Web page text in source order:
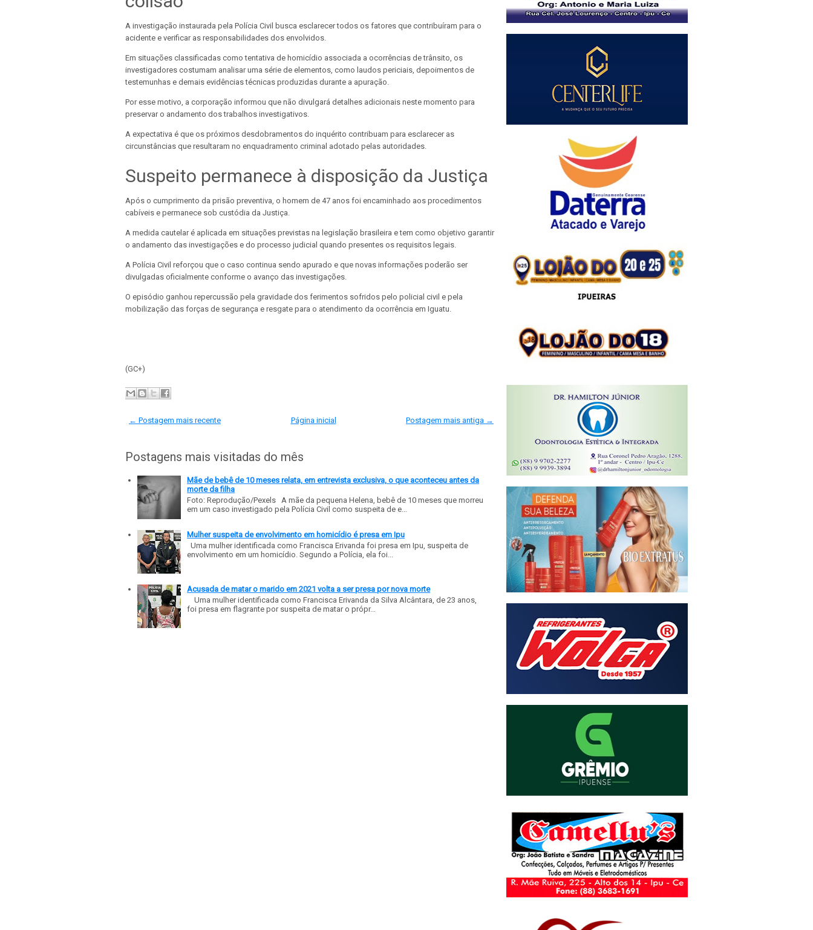
A investigação instaurada pela Polícia Civil busca esclarecer todos os fatores que contribuíram para o
acidente e verificar as responsabilidades dos envolvidos.
Em situações classificadas como tentativa de homicídio associada a ocorrências de trânsito, os
investigadores costumam analisar uma série de elementos, como laudos periciais, depoimentos de
testemunhas e demais evidências técnicas produzidas durante a apuração.
Por esse motivo, a corporação informou que não divulgará detalhes adicionais neste momento para
preservar o andamento dos trabalhos investigativos.
A expectativa é que os próximos desdobramentos do inquérito contribuam para esclarecer as
circunstâncias que resultaram no enquadramento criminal adotado pelas autoridades.
Suspeito permanece à disposição da Justiça
Após o cumprimento da prisão preventiva, o homem de 47 anos foi encaminhado aos procedimentos
cabíveis e permanece sob custódia da Justiça.
A medida cautelar é aplicada em situações previstas na legislação brasileira e tem como objetivo garantir
o andamento das investigações e do processo judicial quando presentes os requisitos legais.
A Polícia Civil reforçou que o caso continua sendo apurado e que novas informações poderão ser
divulgadas oficialmente conforme o avanço das investigações.
O episódio ganhou repercussão pela gravidade dos ferimentos sofridos pelo policial civil e pela
mobilização das forças de segurança e resgate para o atendimento da ocorrência em Iguatu.
(GC+)
← Postagem mais recente Postagem mais antiga →
Página inicial
Postagens mais visitadas do mês
Mãe de bebê de 10 meses relata, em entrevista exclusiva, o que aconteceu antes da
morte da filha
Foto: Reprodução/Pexels A mãe da pequena Helena, bebê de 10 meses que morreu
em um caso investigado pela Polícia Civil como suspeita de e...
Mulher suspeita de envolvimento em homicídio é presa em Ipu
Uma mulher identificada como Francisca Erivanda foi presa em Ipu, suspeita de
envolvimento em um homicídio. Segundo a Polícia, ela foi...
Acusada de matar o marido em 2021 volta a ser presa por nova morte
Uma mulher identificada como Francisca Erivanda da Silva Alcântara, de 23 anos,
foi presa em flagrante por suspeita de matar o própr...